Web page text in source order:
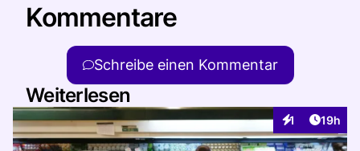
Kommentare
Schreibe einen Kommentar
Weiterlesen
1
Interaktionen
Artikel
19h